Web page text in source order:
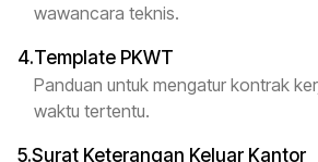
wawancara teknis.
4.Template PKWT
Panduan untuk mengatur kontrak
waktu tertentu.
5.Surat Keterangan Keluar Kantor